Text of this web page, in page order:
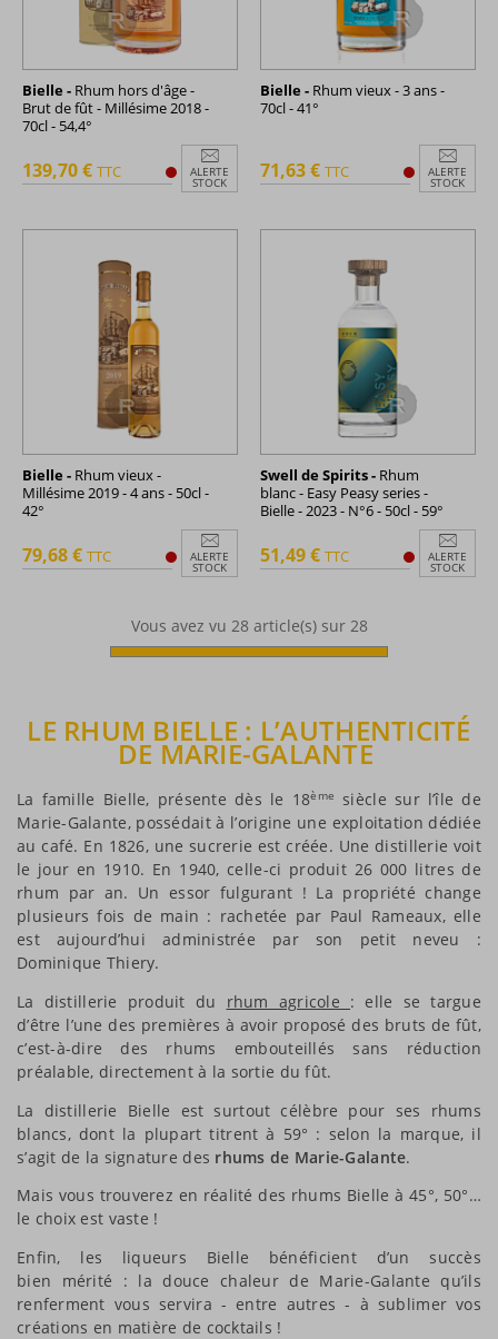
Bielle - Rhum hors d'âge -
Brut de fût - Millésime 2018 -
70cl - 54,4°
ALERTE
STOCK
139,70 € TTC
Bielle - Rhum vieux - 3 ans -
70cl - 41°
ALERTE
STOCK
71,63 € TTC
Bielle - Rhum vieux -
Millésime 2019 - 4 ans - 50cl -
42°
ALERTE
STOCK
79,68 € TTC
Swell de Spirits - Rhum
blanc - Easy Peasy series -
Bielle - 2023 - N°6 - 50cl - 59°
ALERTE
STOCK
51,49 € TTC
Vous avez vu 28 article(s) sur 28
LE RHUM BIELLE : L’AUTHENTICITÉ
DE MARIE-GALANTE
La famille Bielle, présente dès le 18ème
siècle sur l’île de
Marie-Galante, possédait à l’origine une exploitation dédiée
au café. En 1826, une sucrerie est créée. Une distillerie voit
le jour en 1910. En 1940, celle-ci produit 26 000 litres de
rhum par an. Un essor fulgurant ! La propriété change
plusieurs fois de main : rachetée par Paul Rameaux, elle
est aujourd’hui administrée par son petit neveu :
Dominique Thiery.
La distillerie produit du rhum agricole : elle se targue
d’être l’une des premières à avoir proposé des bruts de fût,
c’est-à-dire des rhums embouteillés sans réduction
préalable, directement à la sortie du fût.
La distillerie Bielle est surtout célèbre pour ses rhums
blancs, dont la plupart titrent à 59° : selon la marque, il
s’agit de la signature des rhums de Marie-Galante.
Mais vous trouverez en réalité des rhums Bielle à 45°, 50°…
le choix est vaste !
Enfin, les liqueurs Bielle bénéficient d’un succès
bien mérité : la douce chaleur de Marie-Galante qu’ils
renferment vous servira - entre autres - à sublimer vos
créations en matière de cocktails !